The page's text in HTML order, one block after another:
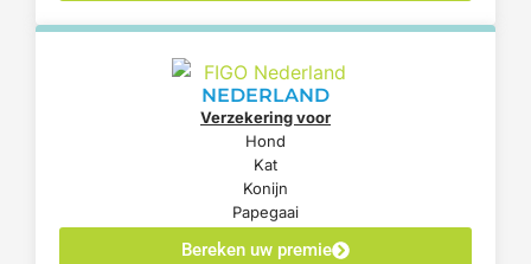
NEDERLAND
Verzekering voor
Hond
Kat
Konijn
Papegaai
Bereken uw premie